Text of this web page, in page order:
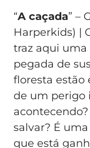
“A caçada” –
Harperkids) |
traz aqui
pegada de
floresta estão
de um perigo
salvar? É
que está